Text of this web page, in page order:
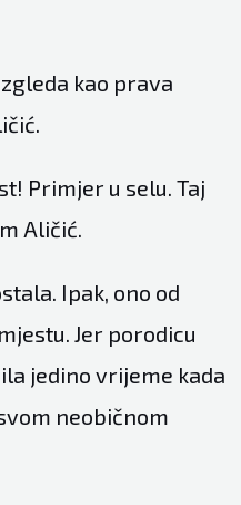
kao prava
Primjer u selu. Taj
Aličić.
Ipak, ono od
Jer porodicu
jedino vrijeme kada
neobičnom